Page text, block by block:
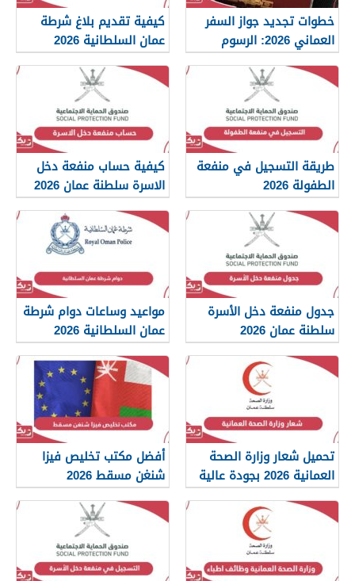
خطوات تجديد جواز السفر
العماني 2026: الرسوم
والمستندات المطلوبة
كيفية تقديم بلاغ شرطة
عمان السلطانية 2026
طريقة التسجيل في منفعة
الطفولة 2026
كيفية حساب منفعة دخل
الاسرة سلطنة عمان 2026
جدول منفعة دخل الأسرة
سلطنة عمان 2026
مواعيد وساعات دوام شرطة
عمان السلطانية 2026
تحميل شعار وزارة الصحة
العمانية 2026 بجودة عالية
png
أفضل مكتب تخليص فيزا
شنغن مسقط 2026